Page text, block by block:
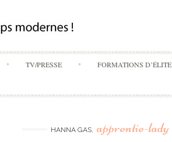
TV/PRESSE FORMATIONS D’ÉLITE
HANNA GAS, apprentie-lady